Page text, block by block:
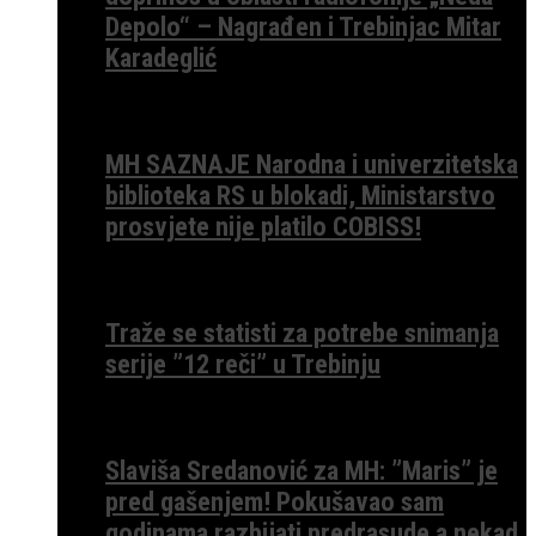
Depolo“ – Nagrađen i Trebinjac Mitar
Karadeglić
MH SAZNAJE Narodna i univerzitetska
biblioteka RS u blokadi, Ministarstvo
prosvjete nije platilo COBISS!
Traže se statisti za potrebe snimanja
serije ”12 reči” u Trebinju
Slaviša Sredanović za MH: ”Maris” je
pred gašenjem! Pokušavao sam